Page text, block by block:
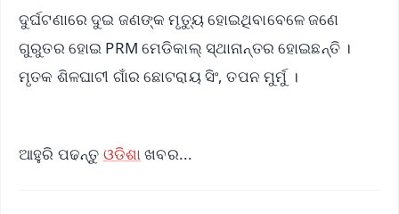
ଦୁର୍ଘଟଣାରେ ଦୁଇ ଜଣଙ୍କ ମୃତ୍ୟୁ ହୋଇଥିବାବେଳେ ଜଣେ
ଗୁରୁତର ହୋଇ PRM ମେଡିକାଲ୍ ସ୍ଥାନାନ୍ତର ହୋଇଛନ୍ତି ।
ମୃତକ ଶିଳଘାଟୀ ଗାଁର ଛୋଟରାୟ ସିଂ, ତପନ ମୁର୍ମୁ ।
ଆହୁରି ପଢନ୍ତୁ ଓଡିଶା ଖବର...